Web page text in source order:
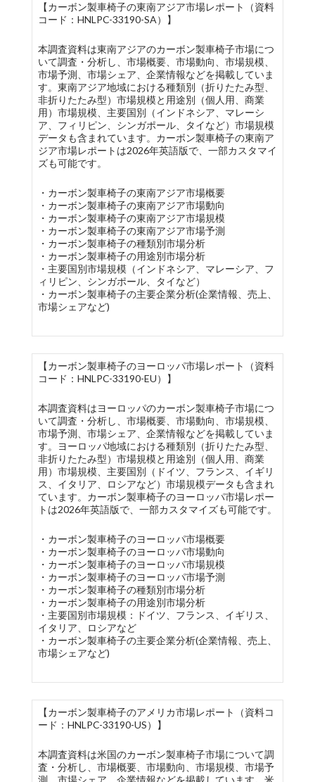
【カーボン製車椅子の東南アジア市場レポート（資料
コード：HNLPC-33190-SA）】
本調査資料は東南アジアのカーボン製車椅子市場につ
いて調査・分析し、市場概要、市場動向、市場規模、
市場予測、市場シェア、企業情報などを掲載していま
す。東南アジア地域における種類別（折りたたみ型、
非折りたたみ型）市場規模と用途別（個人用、商業
用）市場規模、主要国別（インドネシア、マレーシ
ア、フィリピン、シンガポール、タイなど）市場規模
データも含まれています。カーボン製車椅子の東南ア
ジア市場レポートは2026年英語版で、一部カスタマイ
ズも可能です。
・カーボン製車椅子の東南アジア市場概要
・カーボン製車椅子の東南アジア市場動向
・カーボン製車椅子の東南アジア市場規模
・カーボン製車椅子の東南アジア市場予測
・カーボン製車椅子の種類別市場分析
・カーボン製車椅子の用途別市場分析
・主要国別市場規模（インドネシア、マレーシア、フ
ィリピン、シンガポール、タイなど）
・カーボン製車椅子の主要企業分析(企業情報、売上、
市場シェアなど)
【カーボン製車椅子のヨーロッパ市場レポート（資料
コード：HNLPC-33190-EU）】
本調査資料はヨーロッパのカーボン製車椅子市場につ
いて調査・分析し、市場概要、市場動向、市場規模、
市場予測、市場シェア、企業情報などを掲載していま
す。ヨーロッパ地域における種類別（折りたたみ型、
非折りたたみ型）市場規模と用途別（個人用、商業
用）市場規模、主要国別（ドイツ、フランス、イギリ
ス、イタリア、ロシアなど）市場規模データも含まれ
ています。カーボン製車椅子のヨーロッパ市場レポー
トは2026年英語版で、一部カスタマイズも可能です。
・カーボン製車椅子のヨーロッパ市場概要
・カーボン製車椅子のヨーロッパ市場動向
・カーボン製車椅子のヨーロッパ市場規模
・カーボン製車椅子のヨーロッパ市場予測
・カーボン製車椅子の種類別市場分析
・カーボン製車椅子の用途別市場分析
・主要国別市場規模：ドイツ、フランス、イギリス、
イタリア、ロシアなど
・カーボン製車椅子の主要企業分析(企業情報、売上、
市場シェアなど)
【カーボン製車椅子のアメリカ市場レポート（資料コ
ード：HNLPC-33190-US）】
本調査資料は米国のカーボン製車椅子市場について調
査・分析し、市場概要、市場動向、市場規模、市場予
測、市場シェア、企業情報などを掲載しています。米